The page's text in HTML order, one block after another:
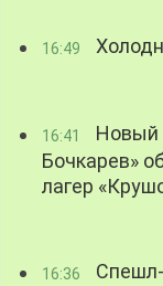
16:49
16:41
Новый
Бочкарев»
лагер
16:36